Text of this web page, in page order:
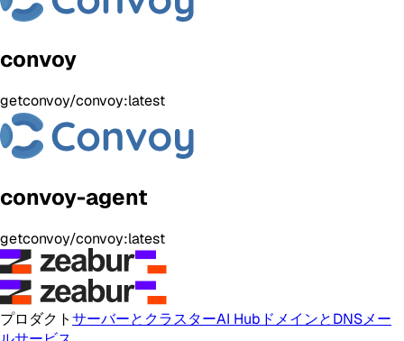
convoy
getconvoy/convoy:latest
convoy-agent
getconvoy/convoy:latest
プロダクトサーバーとクラスターAI Hub ドメインとDNSメー